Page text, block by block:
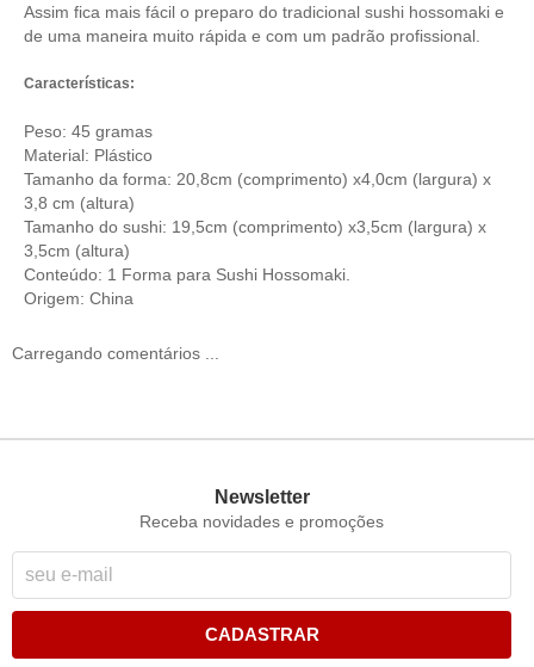
Assim fica mais fácil o preparo do tradicional sushi hossomaki e
de uma maneira muito rápida e com um padrão profissional.
Características:
Peso: 45 gramas
Material: Plástico
Tamanho da forma: 20,8cm (comprimento) x4,0cm (largura) x
3,8 cm (altura)
Tamanho do sushi: 19,5cm (comprimento) x3,5cm (largura) x
3,5cm (altura)
Conteúdo: 1 Forma para Sushi Hossomaki.
Origem: China
Carregando comentários ...
Newsletter
Receba novidades e promoções
CADASTRAR